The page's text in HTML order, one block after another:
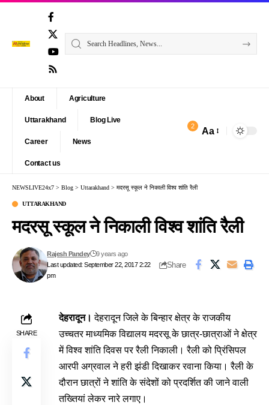
About Agriculture
Uttarakhand Blog Live
Career News
Contact us
2 Aa
NEWSLIVE24x7 > Blog > Uttarakhand > मदरसू स्कूल ने निकाली विश्व शांति रैली
UTTARAKHAND
मदरसू स्कूल ने निकाली विश्व शांति रैली
Last updated: September 22, 2017 2:22
pm
Rajesh Pandey 9 years ago
Share
SHARE
देहरादून। देहरादून जिले के बिन्हार क्षेत्र के राजकीय
उच्चतर माध्यमिक विद्यालय मदरसू के छात्र-छात्राओं ने क्षेत्र
में विश्व शांति दिवस पर रैली निकाली। रैली को प्रिंसिपल
आरपी अग्रवाल ने हरी झंडी दिखाकर रवाना किया। रैली के
दौरान छात्रों ने शांति के संदेशों को प्रदर्शित की जाने वाली
तख्तियां लेकर नारे लगाए।